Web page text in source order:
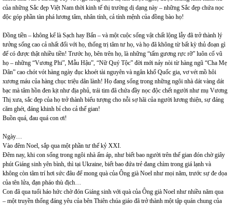
của những Sắc đẹp Việt Nam thời kinh tế thị trường dị dạng này – những Sắc đẹp chứa nọc
độc góp phần tàn phá lương tâm, nhân tính, cả tính mệnh của đồng bào họ!
Đồng tiền – không kể là Sạch hay Bẩn – và một cuộc sống vật chất lộng lẫy đã trở thành lý
tưởng sống cao cả nhất đối với họ, thống trị tâm tư họ, và họ đã không từ bất kỳ thủ đoạn gì
để có được thật nhiều tiền! Trước họ, bên trên họ, là những “tấm gương rực rỡ” luôn cổ vũ
họ – những “Vương Phi”, Mẫu Hậu”, “Nữ Quý Tộc” đời mới nảy nòi từ hàng ngũ “Cha Mẹ
Dân” cao chót vót hàng ngày đục khoét tài nguyên và ngân khố Quốc gia, vơ vét mồ hôi
xương máu của hàng chục triệu dân lành! Họ đang sống trong những ngôi nhà dát vàng dát
bạc mà tâm hồn đen kịt như địa phủ, trái tim đã chứa đầy nọc độc chết người như mụ Vương
Thị xưa, sắc đẹp của họ trở thành biểu tượng cho nỗi sợ hãi của người lương thiện, sự đáng
căm ghét, đáng khinh bỉ cho cả thế gian!
Buồn quá, đau quá con ơi!
Ngày…
Vào đêm Noel, sắp qua một phần tư thế kỷ XXI.
Đêm nay, khi con sống trong ngôi nhà ấm áp, như biết bao người trên thế gian đón chờ giây
phút Giáng sinh yên bình, thì tại Ukraine, biết bao đứa trẻ đang chìm trong giá lạnh và
không còn tâm trí hơi sức đâu để mong quà của Ông già Noel như mọi năm, trước sự đe dọa
của tên lửa, đạn pháo thù địch…
Con đã qua tuổi háo hức chờ đón Giáng sinh với quà của Ông già Noel như nhiều năm qua
– một truyền thống đáng yêu của bên Thiên chúa giáo đã trở thành một tập quán chung của